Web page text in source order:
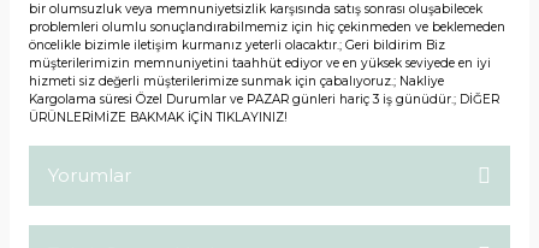
bir olumsuzluk veya memnuniyetsizlik karşısında satış sonrası oluşabilecek
problemleri olumlu sonuçlandırabilmemiz için hiç çekinmeden ve beklemeden
öncelikle bizimle iletişim kurmanız yeterli olacaktır.; Geri bildirim Biz
müşterilerimizin memnuniyetini taahhüt ediyor ve en yüksek seviyede en iyi
hizmeti siz değerli müşterilerimize sunmak için çabalıyoruz.; Nakliye
Kargolama süresi Özel Durumlar ve PAZAR günleri hariç 3 iş günüdür.; DİĞER
ÜRÜNLERİMİZE BAKMAK İÇİN TIKLAYINIZ!
Yorumlar